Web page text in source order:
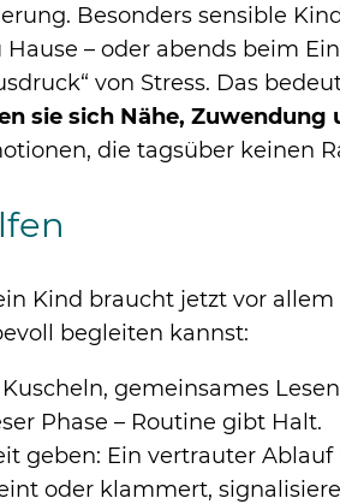
Besonders sensible
– oder abends beim
von Stress. Das
sie sich Nähe, Zuwendung
die tagsüber keinen
Kind braucht jetzt vor allem
begleiten kannst:
gemeinsames
Phase – Routine gibt Halt.
geben: Ein vertrauter
oder klammert,